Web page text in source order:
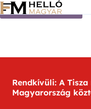
Ugrás a tartalomra
Rendkívüli: A
Magyarország